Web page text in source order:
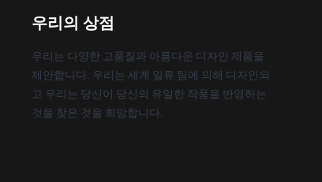
우리의 상점
우리는 다양한 고품질과 아름다운 디자인 제품을
제안합니다. 우리는 세계 일류 팀에 의해 디자인되
고 우리는 당신이 당신의 유일한 작풍을 반영하는
것을 찾은 것을 희망합니다.